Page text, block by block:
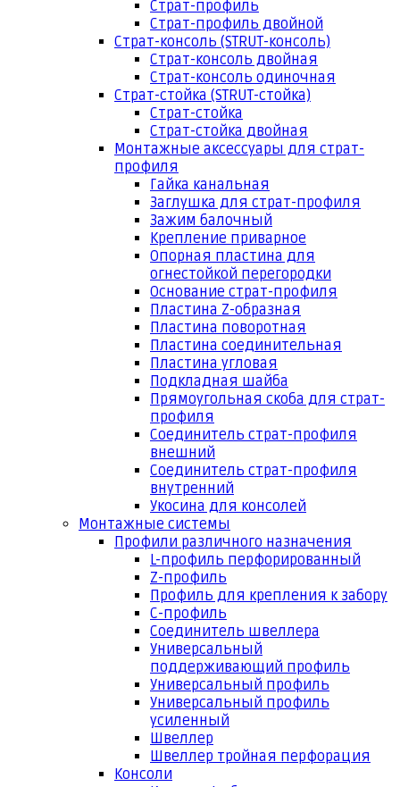
Страт-профиль
Страт-профиль двойной
Страт-консоль (STRUT-консоль)
Страт-консоль двойная
Страт-консоль одиночная
Страт-стойка (STRUT-стойка)
Страт-стойка
Страт-стойка двойная
Монтажные аксессуары для страт-
профиля
Гайка канальная
Заглушка для страт-профиля
Зажим балочный
Крепление приварное
Опорная пластина для
огнестойкой перегородки
Основание страт-профиля
Пластина Z-образная
Пластина поворотная
Пластина соединительная
Пластина угловая
Подкладная шайба
Прямоугольная скоба для страт-
профиля
Соединитель страт-профиля
внешний
Соединитель страт-профиля
внутренний
Укосина для консолей
Монтажные системы
Профили различного назначения
L-профиль перфорированный
Z-профиль
Профиль для крепления к забору
С-профиль
Соединитель швеллера
Универсальный
поддерживающий профиль
Универсальный профиль
Универсальный профиль
усиленный
Швеллер
Швеллер тройная перфорация
Консоли